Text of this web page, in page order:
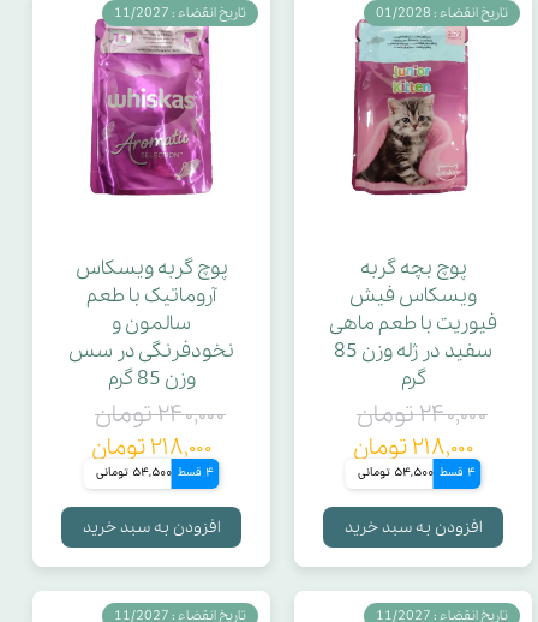
پوچ بچه گربه
ویسکاس فیش
فیوریت با طعم ماهی
سفید در ژله وزن 85
گرم
۲۴۰,۰۰۰ تومان
۲۱۸,۰۰۰ تومان
4 قسط 54,500 تومانی
افزودن به سبد خرید
تاریخ انقضاء : 01/2028
پوچ گربه ویسکاس
آروماتیک با طعم
سالمون و
نخودفرنگی در سس
وزن 85 گرم
۲۴۰,۰۰۰ تومان
۲۱۸,۰۰۰ تومان
4 قسط 54,500 تومانی
افزودن به سبد خرید
تاریخ انقضاء : 11/2027
تاریخ انقضاء : 11/2027 تاریخ انقضاء : 11/2027